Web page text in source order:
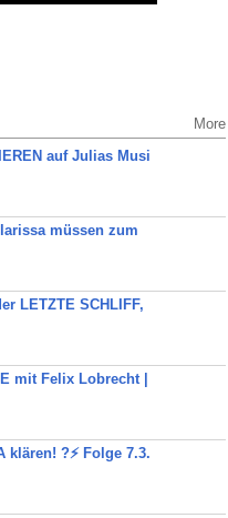
More
auf Julias Musi
müssen zum
LETZTE SCHLIFF,
mit Felix Lobrecht |
klären! ?⚡️ Folge 7.3.